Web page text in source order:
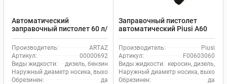
Автоматический
заправочный пистолет 60 л/
м
Производитель:
ARTAZ
Артикул:
00000692
Виды жидкости:
дизель, бензин
Наружный диаметр носика, выходное отверстие (излив), мм: 20
Обрезинен:
да
Заправочный пистолет
автоматический Piusi А60
F00603060
Производитель:
Piusi
Артикул:
F00603060
Виды жидкости: керосин, дизель,
Наружный диаметр носика,
Обрезинен:
да